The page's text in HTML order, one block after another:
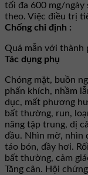
tối đa 600 mg/ngày
theo. Việc điều trị
Chống chỉ định :
Quá mẫn với thành
Tác dụng phụ
Chóng mặt, buồn
phấn khích, nhầm
dục, mất phương
bất thường, run,
năng tập trung, dị
đầu. Nhìn mờ, nhìn
táo bón, đầy hơi.
bất thường, cảm
Tăng cân. Hội